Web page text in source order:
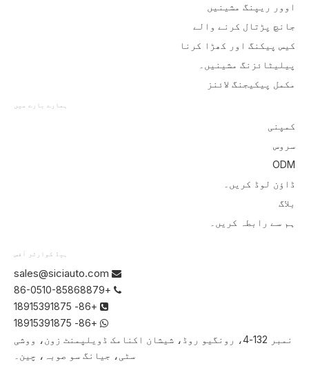
اوور ریپنگ مشینیں
جانچ پڑتال کرنے والے
کیس پیکنگ اور کھڑا کرنا
پیلیٹائزنگ مشینیں۔
مکمل پیکیجنگ لائنز
ہمارے بارے میں
کمپنی
سروس
ODM
ڈاؤن لوڈ کریں۔
بلاگ
ہم سے رابطہ کریں۔
ہیڈ کوارٹر آفس

sales@siciauto.com

+86-0510-85868879

+86- 18915391875

+86- 18915391875
نمبر 132-4، رونگیو روڈ، شیشان اکنامک ڈویلپمنٹ زون، ووشی
سٹی، جیانگ سو صوبہ، چین۔